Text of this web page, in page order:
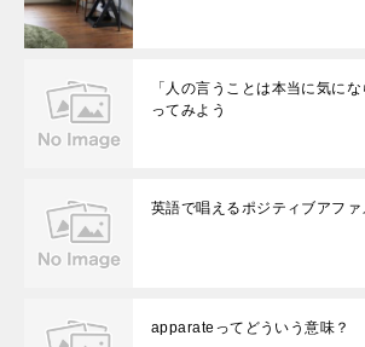
「人の言うことは本当に気に
ってみよう
英語で唱えるポジティブアフ
apparateってどういう意味？